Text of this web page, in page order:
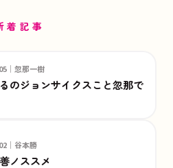
記事
｜忽那一樹
のジョンサイクスこと忽那で
｜谷本勝
ノススメ